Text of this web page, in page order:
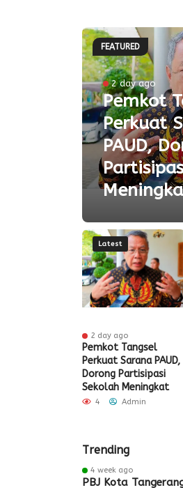
FEATURED
2 day ago
Pemkot
Perkuat
PAUD,
Latest
2 day ago
Pemkot Tangsel
Perkuat Sarana PAUD,
Dorong Partisipasi
Sekolah Meningkat
4 Admin
Trending
4 week ago
PBJ Kota